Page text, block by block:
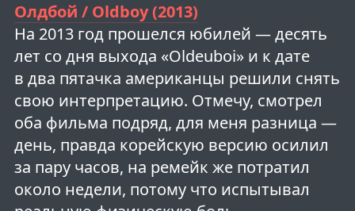
Олдбой / Oldboy (2013)
На 2013 год прошелся юбилей — десять
лет со дня выхода «Oldeuboi» и к дате
в два пятачка американцы решили снять
свою интерпретацию. Отмечу, смотрел
оба фильма подряд, для меня разница —
день, правда корейскую версию осилил
за пару часов, на ремейк же потратил
около недели, потому что испытывал